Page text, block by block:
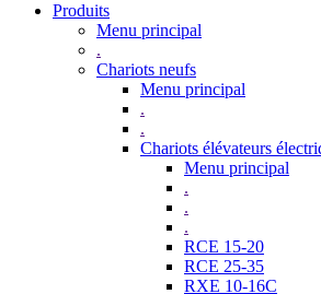
Produits
Menu principal
.
Chariots neufs
Menu principal
.
.
Chariots élévateurs
Menu principal
.
.
.
RCE 15-20
RCE 25-35
RXE 10-16C